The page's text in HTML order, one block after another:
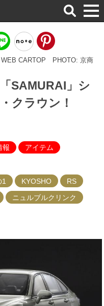
検
索
CARTOP PHOTO: 京商
SAMURAI」シ
・クラウン！
報
アイテム
KYOSHO
RS
ニュルブルクリンク